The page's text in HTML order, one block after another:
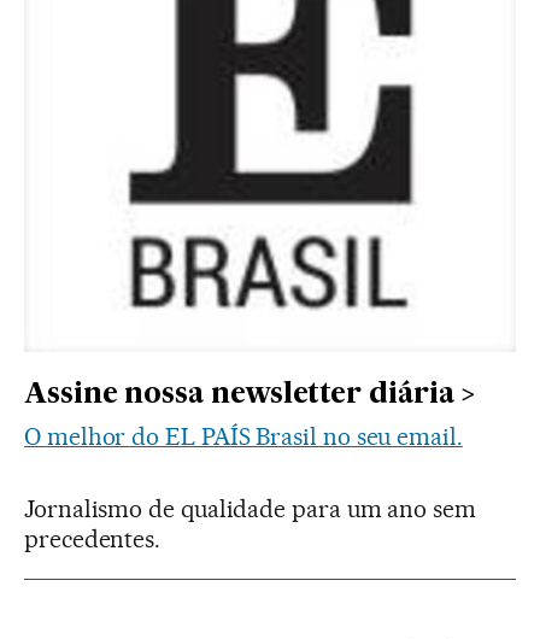
Assine nossa newsletter diária
O melhor do EL PAÍS Brasil no seu email.
Jornalismo de qualidade para um ano sem
precedentes.